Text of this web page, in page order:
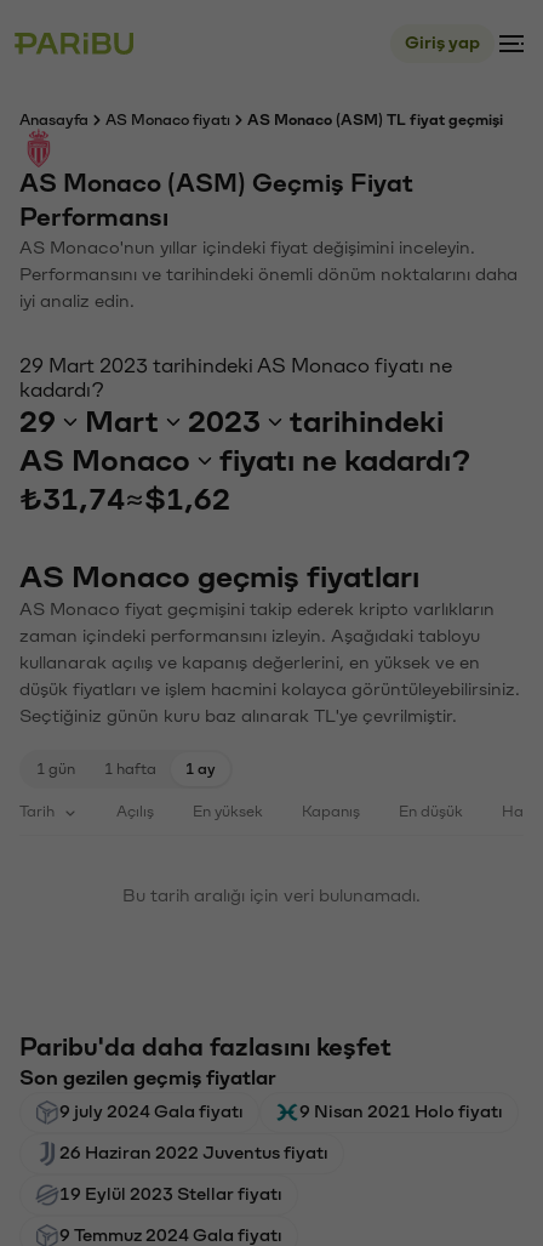
Giriş yap
Anasayfa AS Monaco fiyatı AS Monaco (ASM) TL fiyat geçmişi
AS Monaco (ASM) Geçmiş Fiyat
Performansı
AS Monaco'nun yıllar içindeki fiyat değişimini inceleyin.
Performansını ve tarihindeki önemli dönüm noktalarını daha
iyi analiz edin.
29 Mart 2023 tarihindeki AS Monaco fiyatı ne
kadardı?
29 Mart 2023
tarihindeki
AS Monaco
fiyatı ne kadardı?
₺31,74≈$1,62
AS Monaco geçmiş fiyatları
AS Monaco fiyat geçmişini takip ederek kripto varlıkların
zaman içindeki performansını izleyin. Aşağıdaki tabloyu
kullanarak açılış ve kapanış değerlerini, en yüksek ve en
düşük fiyatları ve işlem hacmini kolayca görüntüleyebilirsiniz.
Seçtiğiniz günün kuru baz alınarak TL'ye çevrilmiştir.
1 gün 1 hafta 1 ay
Tarih Açılış En yüksek Kapanış En düşük
Bu tarih aralığı için veri bulunamadı.
Paribu'da daha fazlasını keşfet
Son gezilen geçmiş fiyatlar
9 july 2024 Gala fiyatı 9 Nisan 2021 Holo fiyatı
26 Haziran 2022 Juventus fiyatı
19 Eylül 2023 Stellar fiyatı
9 Temmuz 2024 Gala fiyatı